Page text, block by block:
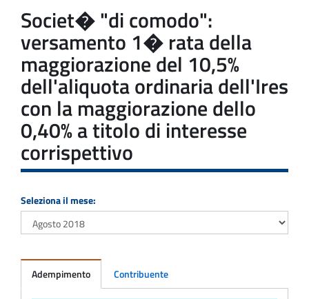
Societ� "di comodo":
versamento 1� rata della
maggiorazione del 10,5%
dell'aliquota ordinaria dell'Ires
con la maggiorazione dello
0,40% a titolo di interesse
corrispettivo
Seleziona il mese:
Adempimento Contribuente